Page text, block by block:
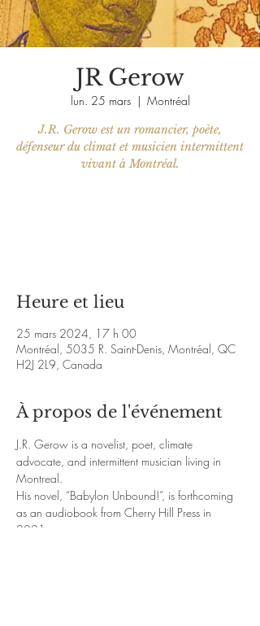
JR Gerow
lun. 25 mars
  |
Montréal
J.R. Gerow est un romancier, poète,
défenseur du climat et musicien intermittent
vivant à Montréal.
Heure et lieu
25 mars 2024, 17 h 00
Montréal, 5035 R. Saint-Denis, Montréal, QC
H2J 2L9, Canada
À propos de l'événement
J.R. Gerow is a novelist, poet, climate
advocate, and intermittent musician living in
Montreal.
His novel, “Babylon Unbound!”, is forthcoming
as an audiobook from Cherry Hill Press in
2021.